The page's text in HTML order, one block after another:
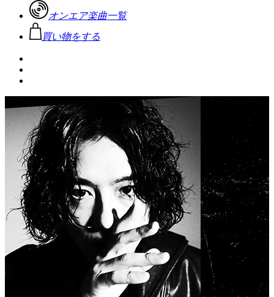
オンエア楽曲一覧
買い物をする